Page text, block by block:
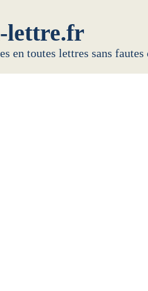
lettre.fr
en toutes lettres sans